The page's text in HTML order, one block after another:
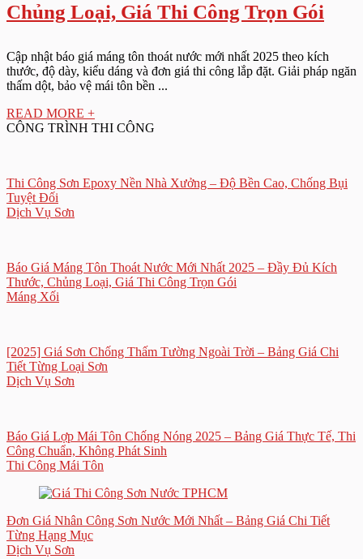
Chủng Loại, Giá Thi Công Trọn Gói
Cập nhật báo giá máng tôn thoát nước mới nhất 2025 theo kích
thước, độ dày, kiểu dáng và đơn giá thi công lắp đặt. Giải pháp ngăn
thấm dột, bảo vệ mái tôn bền ...
READ MORE +
CÔNG TRÌNH THI CÔNG
Thi Công Sơn Epoxy Nền Nhà Xưởng – Độ Bền Cao, Chống Bụi
Tuyệt Đối
Dịch Vụ Sơn
Báo Giá Máng Tôn Thoát Nước Mới Nhất 2025 – Đầy Đủ Kích
Thước, Chủng Loại, Giá Thi Công Trọn Gói
Máng Xối
[2025] Giá Sơn Chống Thấm Tường Ngoài Trời – Bảng Giá Chi
Tiết Từng Loại Sơn
Dịch Vụ Sơn
Báo Giá Lợp Mái Tôn Chống Nóng 2025 – Bảng Giá Thực Tế, Thi
Công Chuẩn, Không Phát Sinh
Thi Công Mái Tôn
Đơn Giá Nhân Công Sơn Nước Mới Nhất – Bảng Giá Chi Tiết
Từng Hạng Mục
Dịch Vụ Sơn